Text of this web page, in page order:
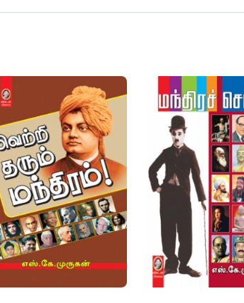
நிரம்பி இருக்கிறது.
சக்தியாகவும், சாதனைக்கான
விளங்கும்!